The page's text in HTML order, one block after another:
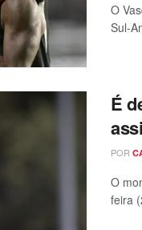
O
Sul-
É
POR
O
feira